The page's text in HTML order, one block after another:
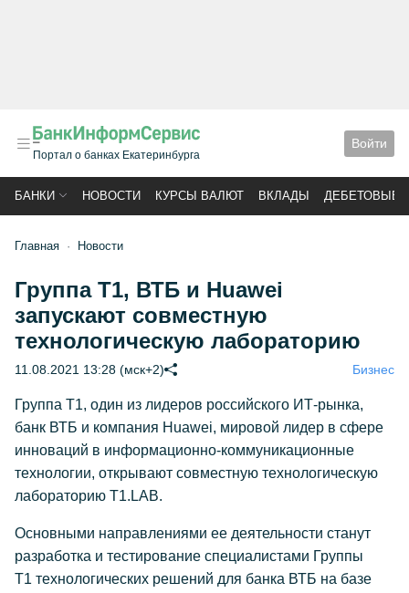
Портал о банках Екатеринбурга
Войти
БАНКИ НОВОСТИ КУРСЫ ВАЛЮТ ВКЛАДЫ ДЕБЕТОВЫЕ
Главная Новости
Группа T1, ВТБ и Huawei
запускают совместную
технологическую лабораторию
11.08.2021 13:28 (мск+2) Бизнес
Группа Т1, один из лидеров российского ИТ-рынка,
банк ВТБ и компания Huawei, мировой лидер в сфере
инноваций в информационно-коммуникационные
технологии, открывают совместную технологическую
лабораторию T1.LAB.
Основными направлениями ее деятельности станут
разработка и тестирование специалистами Группы
Т1 технологических решений для банка ВТБ на базе